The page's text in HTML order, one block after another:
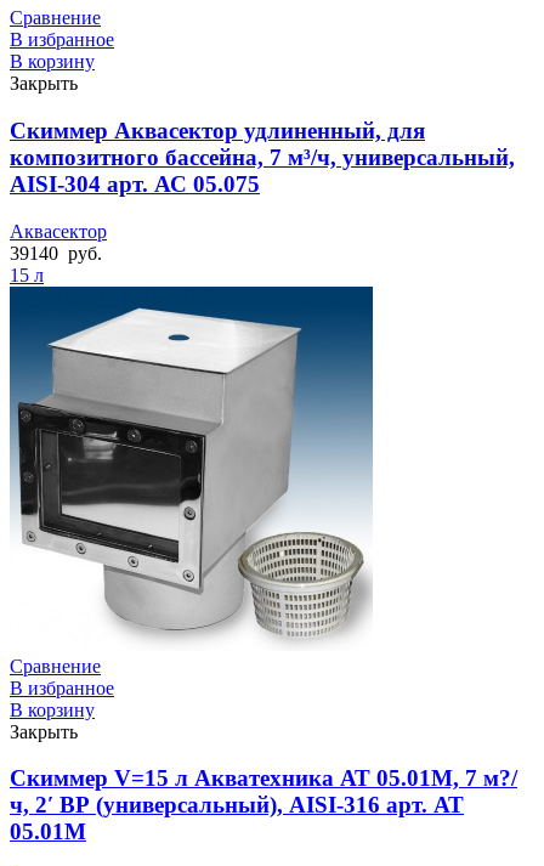
Сравнение
В избранное
В корзину
Закрыть
Скиммер Аквасектор удлиненный, для
композитного бассейна, 7 м³/ч, универсальный,
AISI-304 арт. АС 05.075
Аквасектор
39140 руб.
15 л
Сравнение
В избранное
В корзину
Закрыть
Скиммер V=15 л Акватехника АТ 05.01M, 7 м?/
ч, 2′ ВР (универсальный), AISI-316 арт. АТ
05.01M